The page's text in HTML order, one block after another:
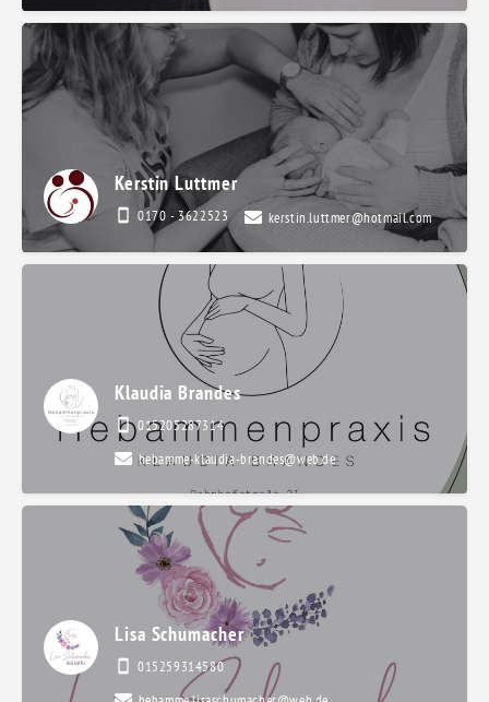
Kerstin Luttmer
0170 - 3622523 kerstin.luttmer@hotmail.com
Klaudia Brandes
015205287314
hebamme-klaudia-brandes@web.de
Lisa Schumacher
015259314580